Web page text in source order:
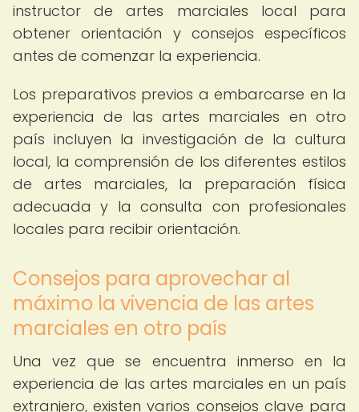
instructor de artes marciales local para
obtener orientación y consejos específicos
antes de comenzar la experiencia.
Los preparativos previos a embarcarse en la
experiencia de las artes marciales en otro
país incluyen la investigación de la cultura
local, la comprensión de los diferentes estilos
de artes marciales, la preparación física
adecuada y la consulta con profesionales
locales para recibir orientación.
Consejos para aprovechar al
máximo la vivencia de las artes
marciales en otro país
Una vez que se encuentra inmerso en la
experiencia de las artes marciales en un país
extranjero, existen varios consejos clave para